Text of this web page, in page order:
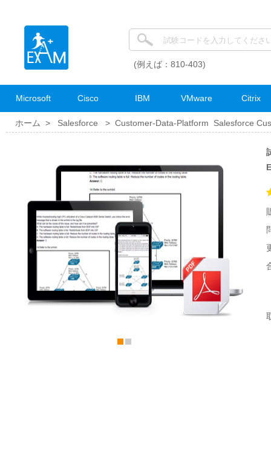
(例えば：810-403)
Microsoft Cisco IBM VMware Citrix
ホーム > Salesforce > Customer-Data-Platform Salesforce